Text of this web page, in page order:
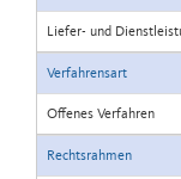
Liefer- und
Verfahrensart
Offenes Verfahren
Rechtsrahmen